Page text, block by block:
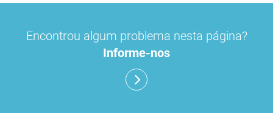
Encontrou algum problema nesta página?
Informe-nos